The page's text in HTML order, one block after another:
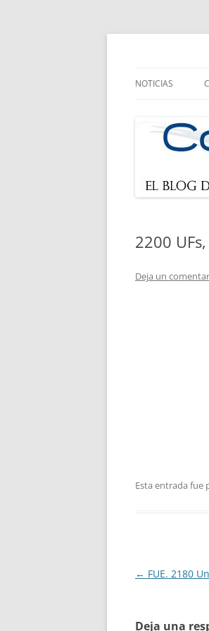
NOTICIAS
2200
Deja un
Esta entrada fue
Navegación
← FUE. 2180
Deja una